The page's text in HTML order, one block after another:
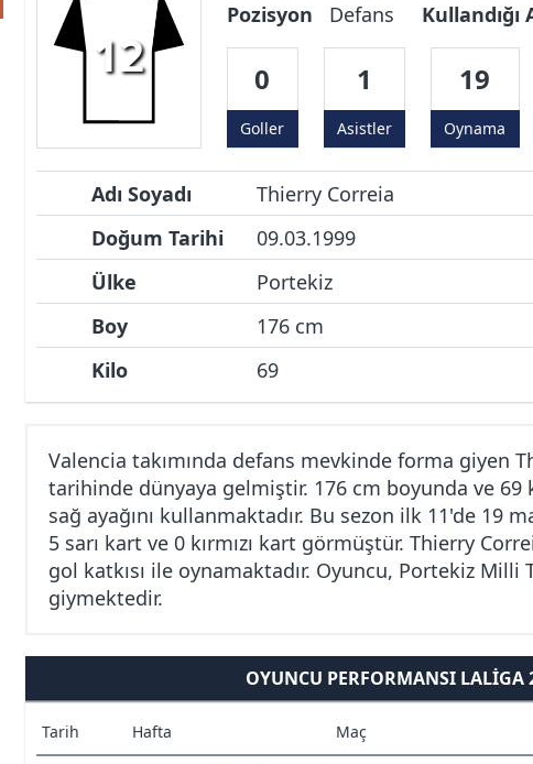
12
Pozisyon Defans Kullandığı
0
Goller
1
Asistler
19
Oynama
Adı Soyadı
Thierry Correia
Doğum Tarihi
09.03.1999
Ülke
Portekiz
Boy
176 cm
Kilo
69
Valencia takımında defans mevkinde forma giyen
tarihinde dünyaya gelmiştir. 176 cm boyunda ve 69
sağ ayağını kullanmaktadır. Bu sezon ilk 11'de 19
5 sarı kart ve 0 kırmızı kart görmüştür. Thierry
gol katkısı ile oynamaktadır. Oyuncu, Portekiz Milli
giymektedir.
OYUNCU PERFORMANSI LALIGA
Tarih Hafta Maç